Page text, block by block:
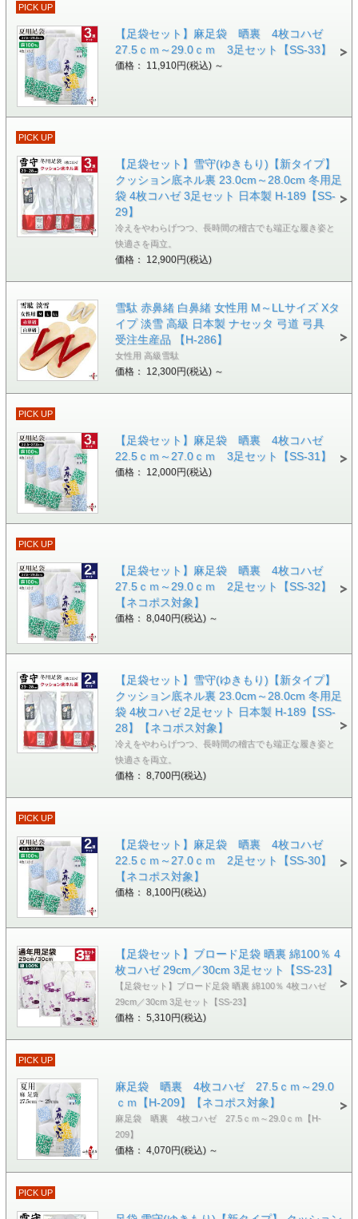
PICK UP
【足袋セット】麻足袋 晒裏 4枚コハゼ
27.5ｃｍ～29.0ｃｍ 3足セット【SS-33】
価格： 11,910円(税込) ～
PICK UP
【足袋セット】雪守(ゆきもり)【新タイプ】
クッション底ネル裏 23.0cm～28.0cm 冬用足
袋 4枚コハゼ 3足セット 日本製 H-189【SS-
29】
冷えをやわらげつつ、長時間の稽古でも端正な履き姿と
快適さを両立。
価格： 12,900円(税込)
雪駄 赤鼻緒 白鼻緒 女性用 M～LLサイズ Xタ
イプ 淡雪 高級 日本製 ナセッタ 弓道 弓具
受注生産品 【H-286】
女性用 高級雪駄
価格： 12,300円(税込) ～
PICK UP
【足袋セット】麻足袋 晒裏 4枚コハゼ
22.5ｃｍ～27.0ｃｍ 3足セット【SS-31】
価格： 12,000円(税込)
PICK UP
【足袋セット】麻足袋 晒裏 4枚コハゼ
27.5ｃｍ～29.0ｃｍ 2足セット【SS-32】
【ネコポス対象】
価格： 8,040円(税込) ～
【足袋セット】雪守(ゆきもり)【新タイプ】
クッション底ネル裏 23.0cm～28.0cm 冬用足
袋 4枚コハゼ 2足セット 日本製 H-189【SS-
28】【ネコポス対象】
冷えをやわらげつつ、長時間の稽古でも端正な履き姿と
快適さを両立。
価格： 8,700円(税込)
PICK UP
【足袋セット】麻足袋 晒裏 4枚コハゼ
22.5ｃｍ～27.0ｃｍ 2足セット【SS-30】
【ネコポス対象】
価格： 8,100円(税込)
【足袋セット】ブロード足袋 晒裏 綿100％ 4
枚コハゼ 29cm／30cm 3足セット【SS-23】
【足袋セット】ブロード足袋 晒裏 綿100％ 4枚コハゼ
29cm／30cm 3足セット【SS-23】
価格： 5,310円(税込)
PICK UP
麻足袋 晒裏 4枚コハゼ 27.5ｃｍ～29.0
ｃｍ【H-209】【ネコポス対象】
麻足袋 晒裏 4枚コハゼ 27.5ｃｍ～29.0ｃｍ【H-
209】
価格： 4,070円(税込) ～
PICK UP